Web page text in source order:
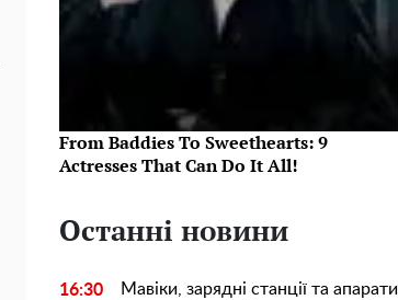
From Baddies To Sweethearts: 9
Actresses That Can Do It All!
Останні новини
16:30
Мавіки, зарядні станції та апарати